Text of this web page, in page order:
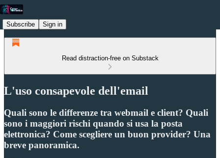
Subscribe Sign in
Read distraction-free on Substack
L'uso consapevole dell'email
Quali sono le differenze tra webmail e client? Quali
sono i maggiori rischi quando si usa la posta
elettronica? Come scegliere un buon provider? Una
breve panoramica.